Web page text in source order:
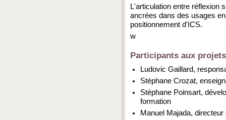
L'articulation entre réflexion
ancrées dans des usages
positionnement d'ICS.
w
Participants aux
Ludovic Gaillard,
Stéphane Crozat,
Stéphane Poinsart,
formation
Manuel Majada,